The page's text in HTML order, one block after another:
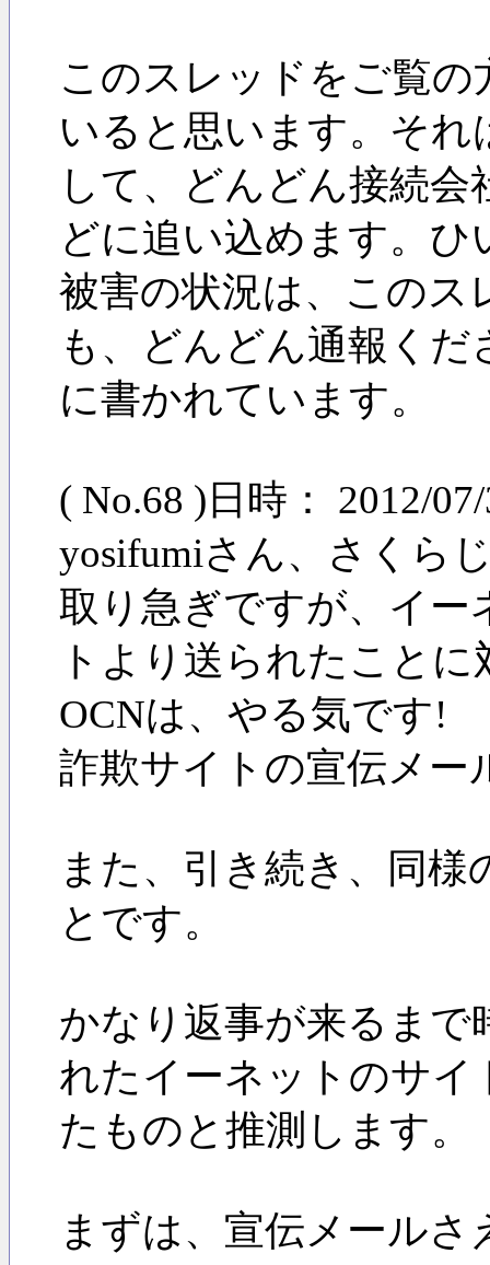
このスレッドをご覧
いると思います。そ
して、どんどん接続
どに追い込めます。
被害の状況は、このス
も、どんどん通報くだ
に書かれています。
( No.68 )日時： 2012/
yosifumiさん、さくら
取り急ぎですが、イー
トより送られたこと
OCNは、やる気です!
詐欺サイトの宣伝メー
また、引き続き、同
とです。
かなり返事が来るまで
れたイーネットのサ
たものと推測します。
まずは、宣伝メール